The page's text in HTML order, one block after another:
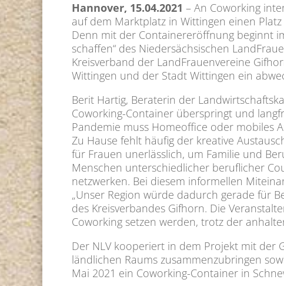
Hannover, 15.04.2021 – An Coworking
auf dem Marktplatz in Wittingen einen
Denn mit der Containereröffnung beginnt
schaffen“ des Niedersächsischen
Kreisverband der LandFrauenvereine
Wittingen und der Stadt Wittingen ein
Berit Hartig, Beraterin der
Coworking-Container überspringt und
Pandemie muss Homeoffice oder mobiles
Zu Hause fehlt häufig der kreative
für Frauen unerlässlich, um Familie und
Menschen unterschiedlicher beruflicher
netzwerken. Bei diesem informellen
„Unser Region würde dadurch gerade für
des Kreisverbandes Gifhorn. Die
Coworking setzen werden, trotz der
Der NLV kooperiert in dem Projekt mit der
ländlichen Raums zusammenzubringen
Mai 2021 ein Coworking-Container in